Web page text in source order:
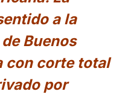
a la
Buenos
con corte total
por